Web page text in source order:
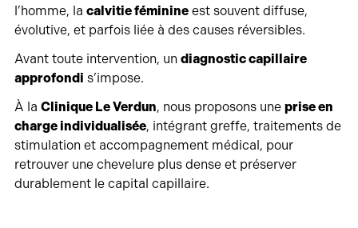
l’homme, la calvitie féminineest souvent diffuse,
évolutive, et parfois liée à des causes réversibles.
Avant toute intervention, un diagnostic capillaire
approfondi s’impose.
À la Clinique Le Verdun, nous proposons une prise en
charge individualisée, intégrant greffe, traitements de
stimulation et accompagnement médical, pour
retrouver une chevelure plus dense et préserver
durablement le capital capillaire.